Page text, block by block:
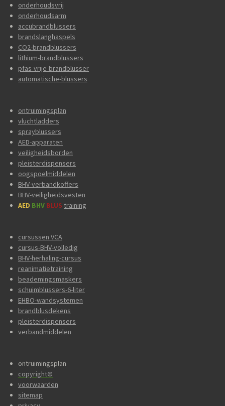
onderhoudsvrij
onderhoudsarm
accubrandblussers
brandslanghaspels
CO2-brandblussers
lithium-brandblussers
pfas-vrije-brandblusser
automatische-blussers
ontruimingsplan
vluchtladders
sprayblussers
AED-apparaten
veiligheidsborden
pleisterdispensers
oogspoelmiddelen
BHV-verbandkoffers
BHV-veiligheidsvesten
AED BHV BLUS training
cursussen VCA
cursus-BHV-volledig
BHV-herhaling-cursus
reanimatietraining
beademingsmaskers
schuimblussers-6-liter
EHBO-wandsystemen
brandblusdekens
pleisterdispensers
verbandmiddelen
ontruimingsplan
copyright©
voorwaarden
sitemap